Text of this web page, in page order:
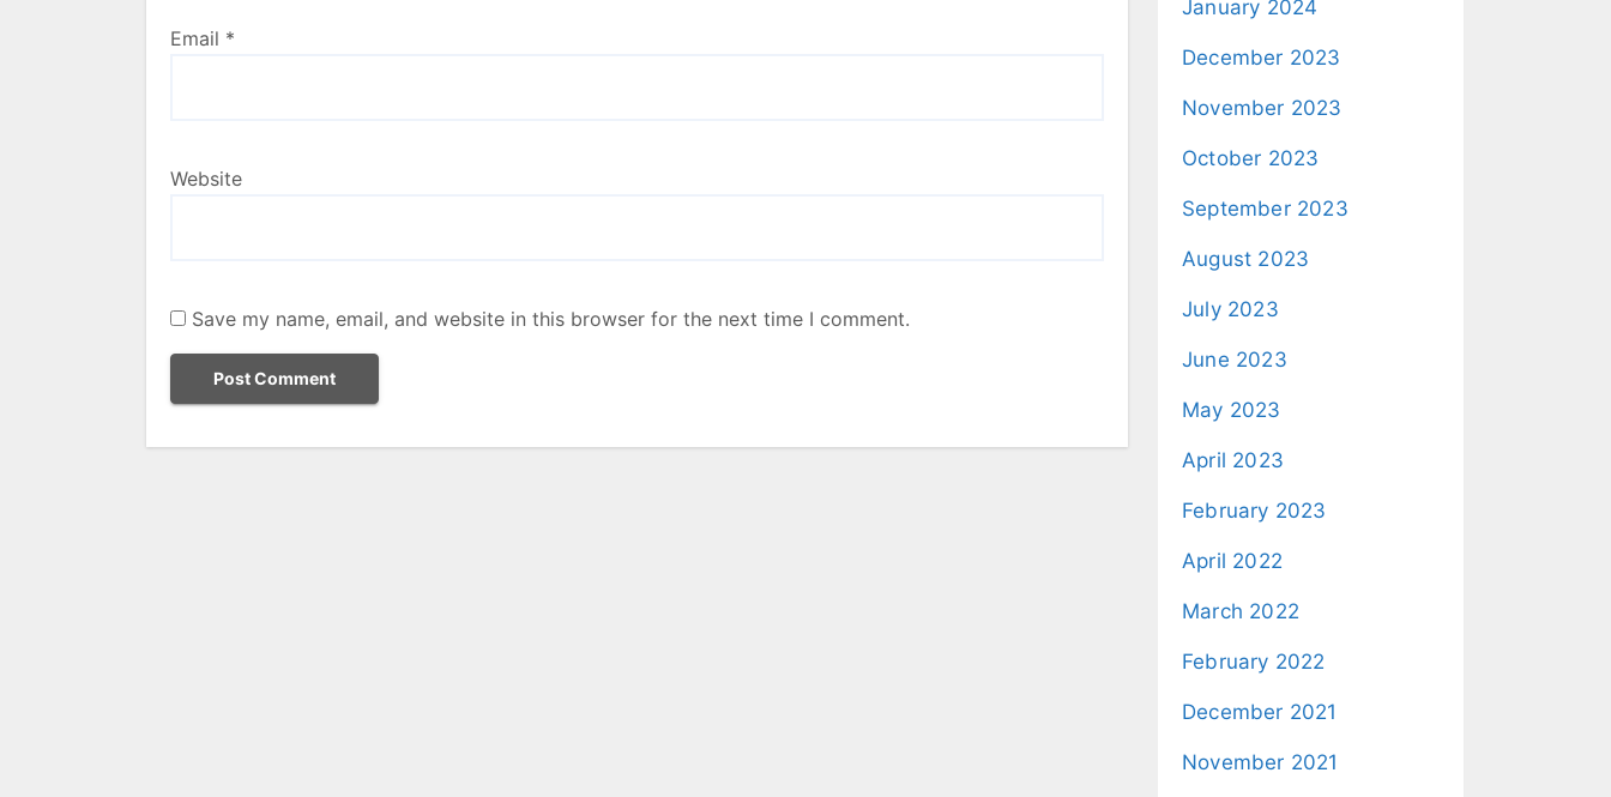
Email *
Website
Save my name, email, and website in this browser for the next time I comment.
January 2024
December 2023
November 2023
October 2023
September 2023
August 2023
July 2023
June 2023
May 2023
April 2023
February 2023
April 2022
March 2022
February 2022
December 2021
November 2021